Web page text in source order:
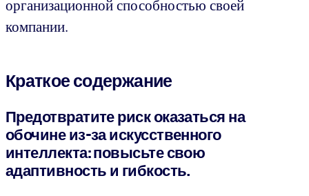
организационной способностью своей
компании.
Краткое содержание
Предотвратите риск оказаться на
обочине из-за искусственного
интеллекта: повысьте свою
адаптивность и гибкость.